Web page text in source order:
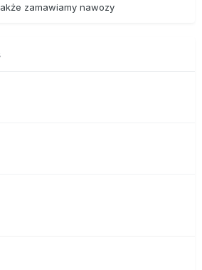
zamawiamy nawozy